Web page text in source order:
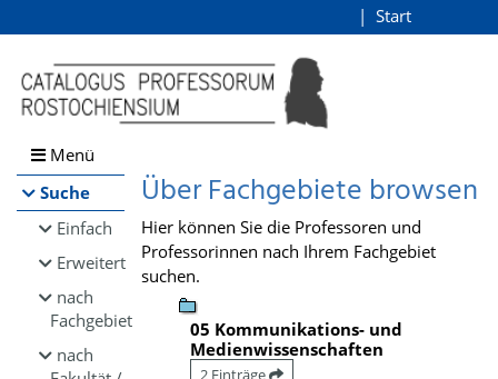
Browsen
direkt zum Inhalt
Start
Menü
Suche
Einfach
Erweitert
nach
Fachgebiet
nach
Über Fachgebiete browsen
Hier können Sie die Professoren und
Professorinnen nach Ihrem Fachgebiet
suchen.
05 Kommunikations- und
Medienwissenschaften
2 Einträge